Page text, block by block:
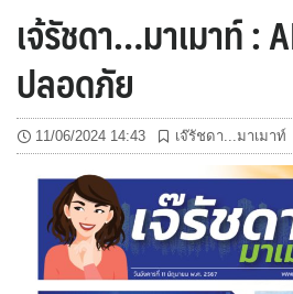
เจ้รัชดา…มาเมาท์ :
ปลอดภัย
11/06/2024 14:43 เจ๊รัชดา...มาเมาท์